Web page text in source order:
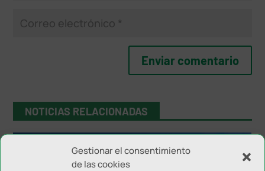
Gestionar el consentimiento
de las cookies
NOTICIAS RELACIONADAS